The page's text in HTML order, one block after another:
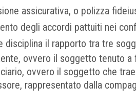
assicurativa, o polizza
degli accordi pattuiti nei
disciplina il rapporto tra tre
ovvero il soggetto tenuto a
ovvero il soggetto che
rappresentato dalla